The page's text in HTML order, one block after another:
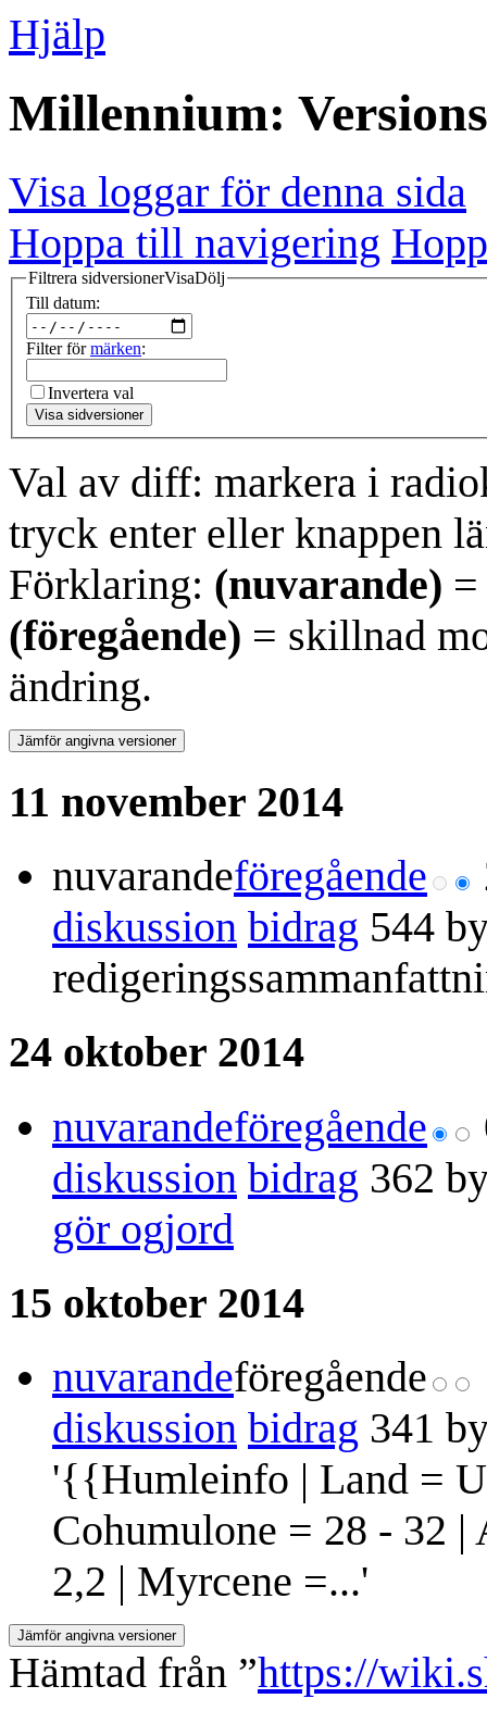
Hjälp
Millennium:
Visa loggar för denna sida
Hoppa till navigering
Filtrera sidversionerVisaDölj
Till datum:
Filter förmärken:
Invertera val
Visa sidversioner
Val av diff: markera i
tryck enter eller knappen
Förklaring: (nuvarande)
(föregående) = skillnad
ändring.
11 november 2014
nuvarandeföregående
diskussion bidrag 544
24 oktober 2014
nuvarandeföregående
diskussion bidrag 362
gör ogjord
15 oktober 2014
nuvarandeföregående
diskussion bidrag 341
'{{Humleinfo | Land =
Cohumulone = 28 - 32
2,2 | Myrcene =...'
Hämtad från ”https://